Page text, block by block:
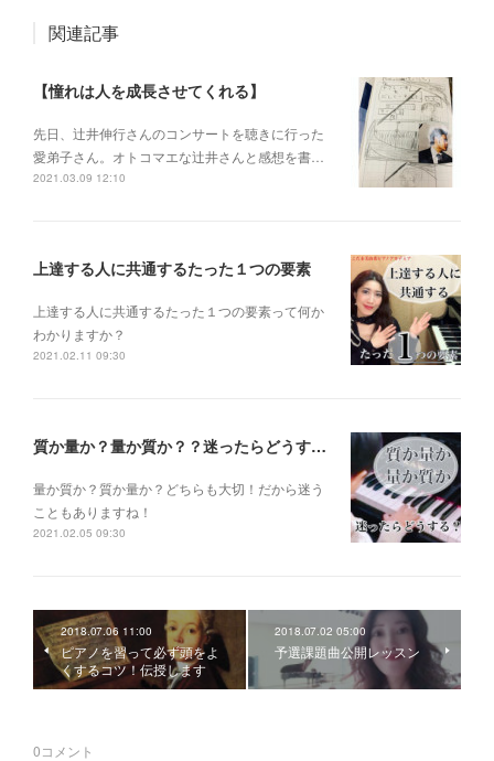
関連記事
【憧れは人を成長させてくれる】
先日、辻井伸行さんのコンサートを 聴きに行った
愛弟子さん。 オトコマエな辻井さんと 感想を書…
2021.03.09 12:10
上達する人に共通するたった１つの要素
上達する人に共通するたった１つの要素って何か
わかりますか？
2021.02.11 09:30
質か量か？量か質か？？迷ったらどうする？？？
量か質か？ 質か量か？ どちらも大切！だから迷う
こともありますね！
2021.02.05 09:30
2018.07.06 11:00
ピアノを習って必ず頭をよ
くするコツ！伝授します
2018.07.02 05:00
予選課題曲公開レッスン
0コメント